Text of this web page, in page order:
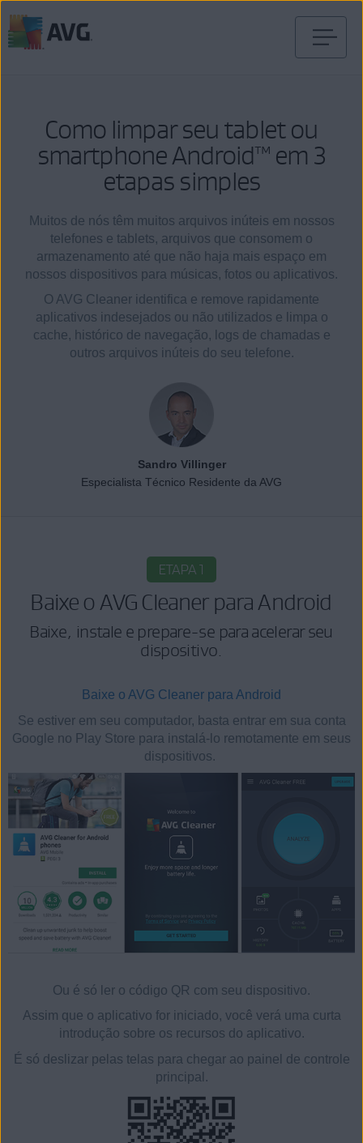
Como limpar seu tablet ou
smartphone Android™ em 3
etapas simples
Muitos de nós têm muitos arquivos inúteis em nossos
telefones e tablets, arquivos que consomem o
armazenamento até que não haja mais espaço em
nossos dispositivos para músicas, fotos ou aplicativos.
O AVG Cleaner identifica e remove rapidamente
aplicativos indesejados ou não utilizados e limpa o
cache, histórico de navegação, logs de chamadas e
outros arquivos inúteis do seu telefone.
Sandro Villinger
Especialista Técnico Residente da AVG
ETAPA 1
Baixe o AVG Cleaner para Android
Baixe, instale e prepare-se para acelerar seu
dispositivo.
Baixe o AVG Cleaner para Android
Se estiver em seu computador, basta entrar em sua conta
Google no Play Store para instalá-lo remotamente em seus
dispositivos.
Ou é só ler o código QR com seu dispositivo.
Assim que o aplicativo for iniciado, você verá uma curta
introdução sobre os recursos do aplicativo.
É só deslizar pelas telas para chegar ao painel de controle
principal.